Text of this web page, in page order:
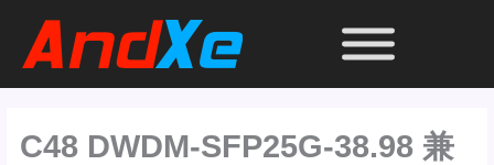
C48 DWDM-SFP25G-38.98 兼